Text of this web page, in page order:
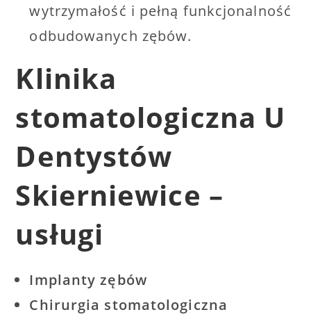
wytrzymałość i pełną funkcjonalność
odbudowanych zębów.
Klinika
stomatologiczna U
Dentystów
Skierniewice –
usługi
Implanty zębów
Chirurgia stomatologiczna